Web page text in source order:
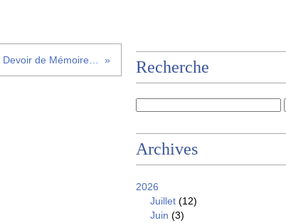
Recherche
Archives
2026
Juillet (12)
Juin (3)